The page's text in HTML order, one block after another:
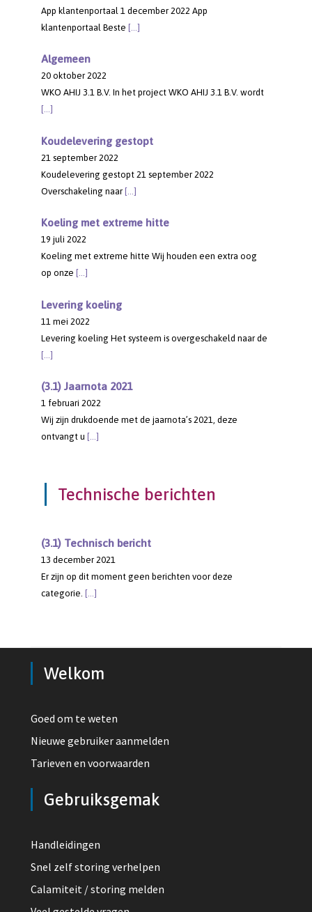
App klantenportaal 1 december 2022 App
klantenportaal Beste […]
Algemeen
20 oktober 2022
WKO AHIJ 3.1 B.V. In het project WKO AHIJ 3.1 B.V. wordt
[…]
Koudelevering gestopt
21 september 2022
Koudelevering gestopt 21 september 2022
Overschakeling naar[…]
Koeling met extreme hitte
19 juli 2022
Koeling met extreme hitte Wij houden een extra oog
op onze […]
Levering koeling
11 mei 2022
Levering koeling Het systeem is overgeschakeld naar de
[…]
(3.1) Jaarnota 2021
1 februari 2022
Wij zijn drukdoende met de jaarnota’s 2021, deze
ontvangt u […]
Technische berichten
(3.1) Technisch bericht
13 december 2021
Er zijn op dit moment geen berichten voor deze
categorie. […]
Welkom
Goed om te weten
Nieuwe gebruiker aanmelden
Tarieven en voorwaarden
Gebruiksgemak
Handleidingen
Snel zelf storing verhelpen
Calamiteit / storing melden